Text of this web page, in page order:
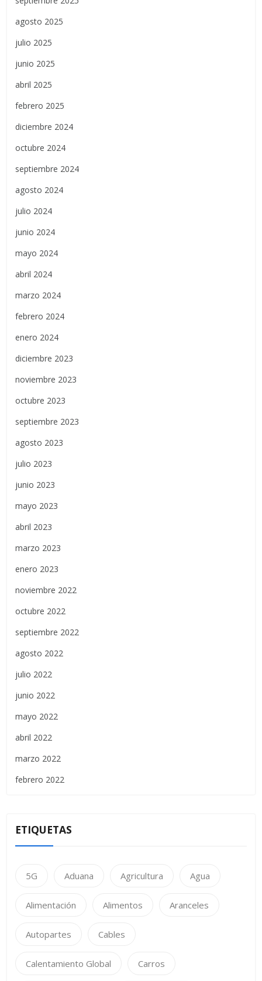
agosto 2025
julio 2025
junio 2025
abril 2025
febrero 2025
diciembre 2024
octubre 2024
septiembre 2024
agosto 2024
julio 2024
junio 2024
mayo 2024
abril 2024
marzo 2024
febrero 2024
enero 2024
diciembre 2023
noviembre 2023
octubre 2023
septiembre 2023
agosto 2023
julio 2023
junio 2023
mayo 2023
abril 2023
marzo 2023
enero 2023
noviembre 2022
octubre 2022
septiembre 2022
agosto 2022
julio 2022
junio 2022
mayo 2022
abril 2022
marzo 2022
febrero 2022
ETIQUETAS
5G Aduana Agricultura Agua
Alimentación Alimentos Aranceles
Autopartes Cables
Calentamiento Global Carros